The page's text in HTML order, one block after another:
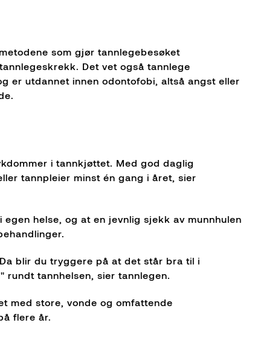
som gjør tannlegebesøket
Det vet også tannlege
er utdannet innen odontofobi, altså angst eller
i tannkjøttet. Med god daglig
tannpleier minst én gang i året, sier
helse, og at en jevnlig sjekk av munnhulen
blir du tryggere på at det står bra til i
rundt tannhelsen, sier tannlegen.
med store, vonde og omfattende
flere år.